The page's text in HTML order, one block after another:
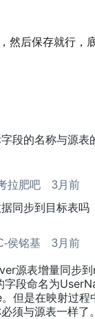
然后保存就行，
段的名称与源
拉肥吧 3月前
同步到目标表吗
侯铭基 3月前
源表增量同步
段命名为
但是在映射过
须与源表一样了